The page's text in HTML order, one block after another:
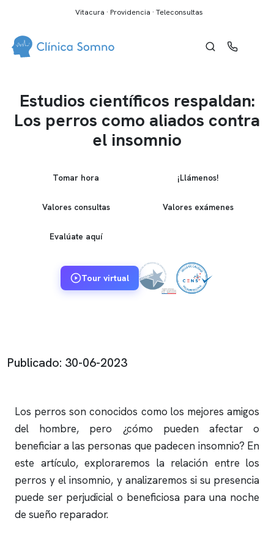
Vitacura · Providencia · Teleconsultas
Estudios científicos respaldan:
Los perros como aliados contra
el insomnio
Tomar hora ¡Llámenos!
Valores consultas Valores exámenes
Evalúate aquí
Tour virtual
Publicado: 30-06-2023
Los perros son conocidos como los mejores amigos
del hombre, pero ¿cómo pueden afectar o
beneficiar a las personas que padecen insomnio? En
este artículo, exploraremos la relación entre los
perros y elinsomnio, y analizaremos si su presencia
puede ser perjudicial o beneficiosa para una noche
de sueño reparador.